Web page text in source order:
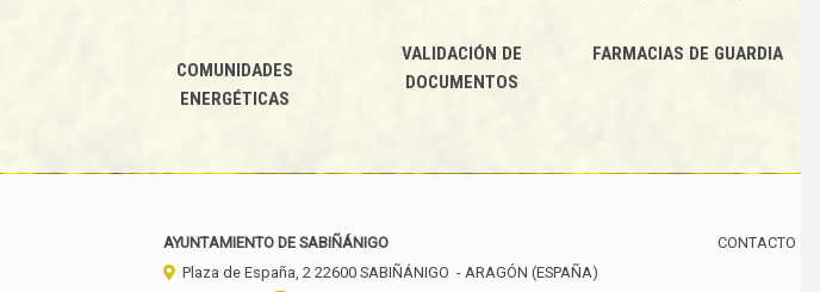
COMUNIDADES
ENERGÉTICAS
VALIDACIÓN DE
DOCUMENTOS
FARMACIAS DE GUARDIA
AYUNTAMIENTO DE SABIÑÁNIGO
Plaza de España, 2 22600 SABIÑÁNIGO - ARAGÓN (ESPAÑA)
CONTACTO